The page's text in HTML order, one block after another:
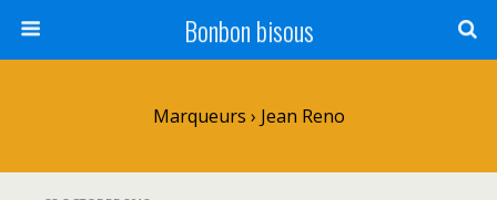
Bonbon bisous
Marqueurs › Jean Reno